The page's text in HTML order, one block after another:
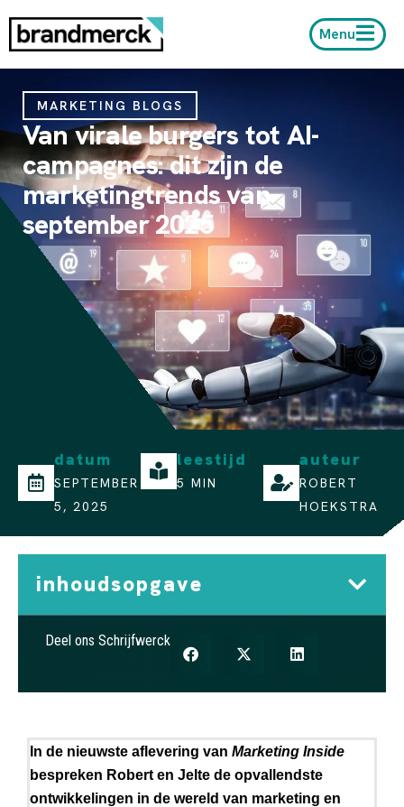
Menu
MARKETING BLOGS
Van virale burgers tot AI-
campagnes: dit zijn de
marketingtrends van
september 2025
datum
SEPTEMBER
5, 2025
leestijd
5 MIN
auteur
ROBERT
HOEKSTRA
In de nieuwste aflevering van Marketing Inside
bespreken Robert en Jelte de opvallendste
ontwikkelingen in de wereld van marketing en
inhoudsopgave
Deel ons Schrijfwerck